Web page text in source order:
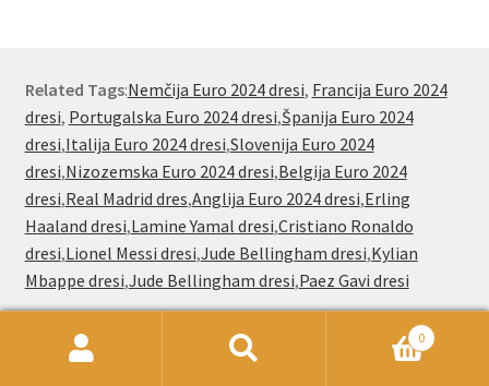
Related Tags:Nemčija Euro 2024 dresi, Francija Euro 2024
dresi, Portugalska Euro 2024 dresi,Španija Euro 2024
dresi,Italija Euro 2024 dresi,Slovenija Euro 2024
dresi,Nizozemska Euro 2024 dresi,Belgija Euro 2024
dresi,Real Madrid dres,Anglija Euro 2024 dresi,Erling
Haaland dresi,Lamine Yamal dresi,Cristiano Ronaldo
dresi,Lionel Messi dresi,Jude Bellingham dresi,Kylian
Mbappe dresi,Jude Bellingham dresi,Paez Gavi dresi
0